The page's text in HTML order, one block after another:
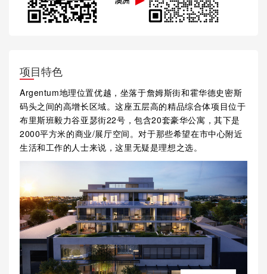
项目特色
Argentum地理位置优越，坐落于詹姆斯街和霍华德史密斯
码头之间的高增长区域。这座五层高的精品综合体项目位于
布里斯班毅力谷亚瑟街22号，包含20套豪华公寓，其下是
2000平方米的商业/展厅空间。对于那些希望在市中心附近
生活和工作的人士来说，这里无疑是理想之选。